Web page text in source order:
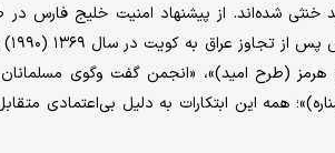
خنثی شده‌اند. از پیشنهاد امنیت خلیج فارس
ایران و
(طرح امید)»، «انجمن گفت‌ وگوی مسلمانان
همه این ابتکارات به دلیل بی‌اعتمادی